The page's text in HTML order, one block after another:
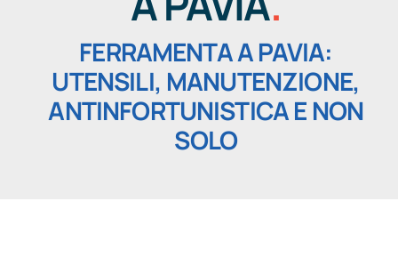
FERRAMENTA A PAVIA:
UTENSILI, MANUTENZIONE,
ANTINFORTUNISTICA E NON
SOLO